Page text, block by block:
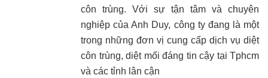
côn trùng. Với sự tận tâm và chuyên
nghiệp của Anh Duy, công ty đang là một
trong những đơn vị cung cấp dịch vụ diệt
côn trùng, diệt mối đáng tin cậy tại Tphcm
và các tỉnh lân cận